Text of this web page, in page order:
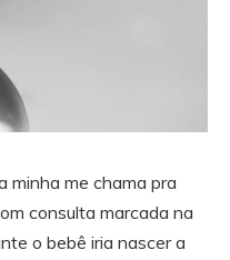
minha me chama pra
consulta marcada na
o bebê iria nascer a